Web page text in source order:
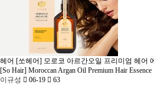
헤어 [쏘헤어] 모로코 아르간오일 프리미엄 헤어
[So Hair] Moroccan Argan Oil Premium Hair Essence
이규성
06-19 63